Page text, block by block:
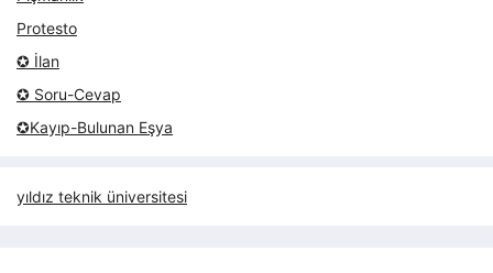
Protesto
✪ İlan
✪ Soru-Cevap
✪Kayıp-Bulunan Eşya
yıldız teknik üniversitesi